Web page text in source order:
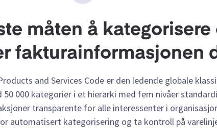
måten å kategorisere
fakturainformasjonen
and Services Code er den ledende globale
000 kategorier i et hierarki med fem nivåer
transparente for alle interessenter i
automatisert kategorisering og ta kontroll på